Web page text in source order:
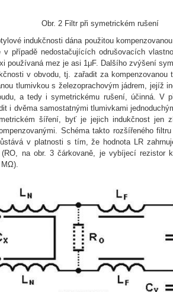
Obr. 2 Filtr při symetrickém rušení
indukčnosti dána použitou
případě nedostačujících odrušovacích
používaná mez je asi 1μF. Dalšího zvýšení
v obvodu, tj. zařadit za kompenzovanou
tlumivkou s železoprachovým jádrem, jejíž
a tedy i symetrickému rušení, účinná. V
i dvěma samostatnými tlumivkami
šíření, byť je jejich indukčnost jen
Schéma takto rozšířeného
v platnosti s tím, že hodnota LR
na obr. 3 čárkovaně, je vybíjecí rezistor